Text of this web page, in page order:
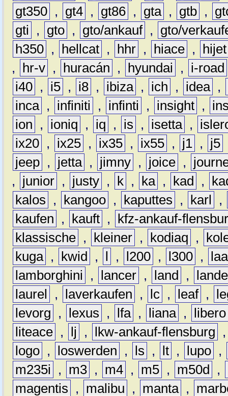
gt350 , gt4 , gt86 , gta , gtb ,
gti
, gto , gto/ankauf ,
gto/
h350 , hellcat , hhr , hiace ,
hijet
,
hr-v , huracán , hyundai ,
i-road
i40 , i5 , i8 , ibiza , ich , idea ,
inca , infiniti , infinti , insight ,
ion
, ioniq , iq , is , isetta ,
ix20 , ix25 , ix35 , ix55 , j1 , j5
jeep , jetta , jimny , joice ,
,
junior , justy , k , ka , kad ,
kalos
, kangoo , kaputtes , karl
,
kaufen
, kauft ,
kfz-ankauf-
klassische , kleiner , kodiaq ,
kuga , kwid , l , l200 , l300 ,
lamborghini
, lancer , land ,
laurel
, laverkaufen , lc , leaf ,
levorg
, lexus , lfa , liana ,
libero
liteace , lj , lkw-ankauf-flensburg
logo , loswerden , ls , lt , lupo ,
m235i
, m3 , m4 , m5 , m50d ,
magentis
, malibu , manta ,